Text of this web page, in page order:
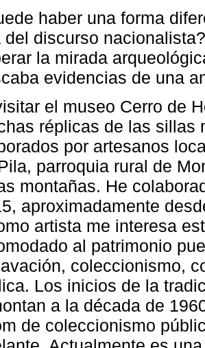
haber una forma
del discurso
la mirada
evidencias de una
el museo Cerro de
réplicas de las sillas
por artesanos
parroquia rural de
montañas. He
aproximadamente
artista me interesa
al patrimonio
coleccionismo,
Los inicios de la
a la década de
de coleccionismo